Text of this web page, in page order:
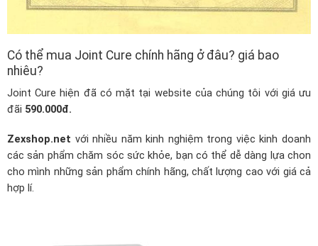
Có thể mua Joint Cure chính hãng ở đâu? giá bao
nhiêu?
Joint Cure hiện đã có mặt tại website của chúng tôi với giá ưu
đãi 590.000đ.
Zexshop.net với nhiều năm kinh nghiệm trong việc kinh doanh
các sản phẩm chăm sóc sức khỏe, bạn có thể dễ dàng lựa chon
cho mình những sản phẩm chính hãng, chất lượng cao với giá cả
hợp lí.